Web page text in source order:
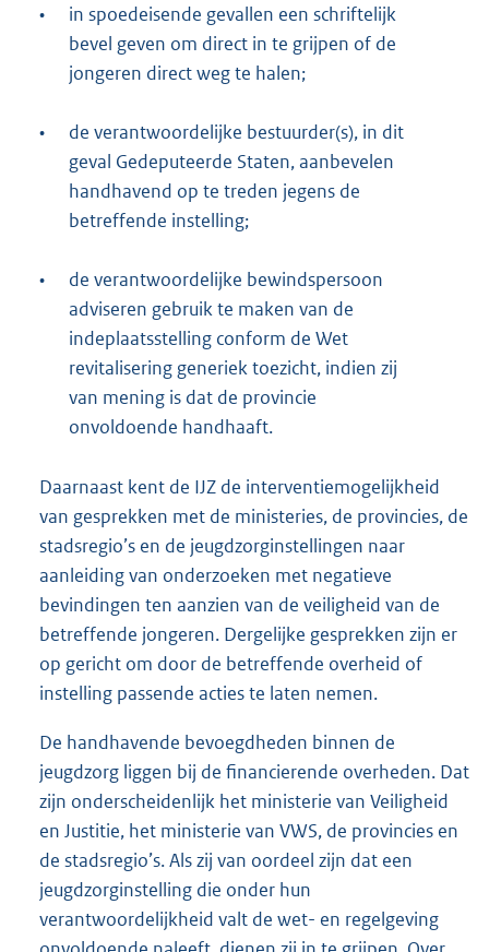
•
in spoedeisende gevallen een schriftelijk
bevel geven om direct in te grijpen of de
jongeren direct weg te halen;
•
de verantwoordelijke bestuurder(s), in dit
geval Gedeputeerde Staten, aanbevelen
handhavend op te treden jegens de
betreffende instelling;
•
de verantwoordelijke bewindspersoon
adviseren gebruik te maken van de
indeplaatsstelling conform de Wet
revitalisering generiek toezicht, indien zij
van mening is dat de provincie
onvoldoende handhaaft.
Daarnaast kent de IJZ de interventiemogelijkheid
van gesprekken met de ministeries, de provincies, de
stadsregio’s en de jeugdzorginstellingen naar
aanleiding van onderzoeken met negatieve
bevindingen ten aanzien van de veiligheid van de
betreffende jongeren. Dergelijke gesprekken zijn er
op gericht om door de betreffende overheid of
instelling passende acties te laten nemen.
De handhavende bevoegdheden binnen de
jeugdzorg liggen bij de financierende overheden. Dat
zijn onderscheidenlijk het ministerie van Veiligheid
en Justitie, het ministerie van VWS, de provincies en
de stadsregio’s. Als zij van oordeel zijn dat een
jeugdzorginstelling die onder hun
verantwoordelijkheid valt de wet- en regelgeving